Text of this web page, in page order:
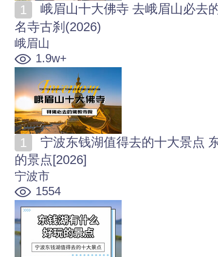
名寺古刹(2026)
峨眉山
1.9w+
的景点[2026]
宁波市
1554